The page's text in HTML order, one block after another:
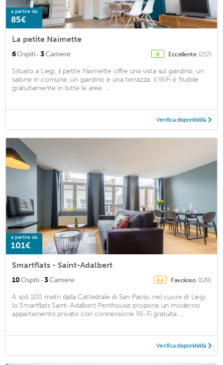
a partire da
85€
La petite Naimette
6Ospiti · 3Camere 9 Eccellente (217)
Situato a Liegi, il petite Naimette offre una vista sul giardino, un
salone in comune, un giardino e una terrazza. Il WiFi è fruibile
gratuitamente in tutte le aree. ...
Verifica disponibilità
a partire da
101€
Smartflats - Saint-Adalbert
10Ospiti · 3Camere 8,4 Favoloso (129)
A soli 100 metri dalla Cattedrale di San Paolo, nel cuore di Liegi,
lo Smartflats Saint-Adalbert Penthouse propone un moderno
appartamento privato con connessione Wi-Fi gratuita. ...
Verifica disponibilità